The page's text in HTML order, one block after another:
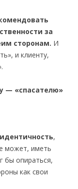
за
сторонам. И
и клиенту,
— «спасателю»
,
может, иметь
бы опираться,
как свои